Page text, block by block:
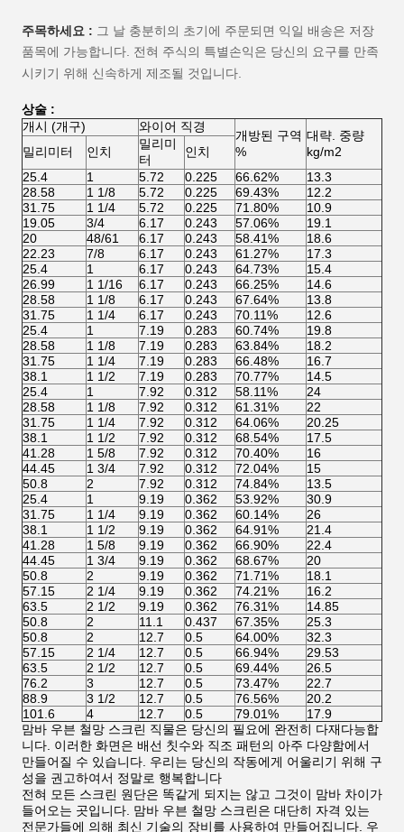
주목하세요 : 그 날 충분히의 초기에 주문되면 익일 배송은 저장
품목에 가능합니다. 전혀 주식의 특별손익은 당신의 요구를 만족
시키기 위해 신속하게 제조될 것입니다.
상술 :
개시 (개구)
와이어 직경
개방된 구역
%
대략. 중량
kg/m2
밀리미터 인치
밀리미
터
인치
25.4
1 5.72 0.225 66.62%
13.3
28.58
1 1/8 5.72 0.225 69.43%
12.2
31.75
1 1/4 5.72 0.225 71.80%
10.9
19.05
3/4 6.17 0.243 57.06%
19.1
20
48/61 6.17 0.243 58.41%
18.6
22.23
7/8 6.17 0.243 61.27%
17.3
25.4
1 6.17 0.243 64.73%
15.4
26.99
1 1/16 6.17 0.243 66.25%
14.6
28.58
1 1/8 6.17 0.243 67.64%
13.8
31.75
1 1/4 6.17 0.243 70.11%
12.6
25.4
1 7.19 0.283 60.74%
19.8
28.58
1 1/8 7.19 0.283 63.84%
18.2
31.75
1 1/4 7.19 0.283 66.48%
16.7
38.1
1 1/2 7.19 0.283 70.77%
14.5
25.4
1 7.92 0.312 58.11%
24
28.58
1 1/8 7.92 0.312 61.31%
22
31.75
1 1/4 7.92 0.312 64.06%
20.25
38.1
1 1/2 7.92 0.312 68.54%
17.5
41.28
1 5/8 7.92 0.312 70.40%
16
44.45
1 3/4 7.92 0.312 72.04%
15
50.8
2 7.92 0.312 74.84%
13.5
25.4
1 9.19 0.362 53.92%
30.9
31.75
1 1/4 9.19 0.362 60.14%
26
38.1
1 1/2 9.19 0.362 64.91%
21.4
41.28
1 5/8 9.19 0.362 66.90%
22.4
44.45
1 3/4 9.19 0.362 68.67%
20
50.8
2 9.19 0.362 71.71%
18.1
57.15
2 1/4 9.19 0.362 74.21%
16.2
63.5
2 1/2 9.19 0.362 76.31%
14.85
50.8
2 11.1 0.437 67.35%
25.3
50.8
2 12.7 0.5 64.00%
32.3
57.15
2 1/4 12.7 0.5 66.94%
29.53
63.5
2 1/2 12.7 0.5 69.44%
26.5
76.2
3 12.7 0.5 73.47%
22.7
88.9
3 1/2 12.7 0.5 76.56%
20.2
101.6
4 12.7 0.5 79.01%
17.9
맘바 우븐 철망 스크린 직물은 당신의 필요에 완전히 다재다능합
니다. 이러한 화면은 배선 칫수와 직조 패턴의 아주 다양함에서
만들어질 수 있습니다. 우리는 당신의 작동에게 어울리기 위해 구
성을 권고하여서 정말로 행복합니다
전혀 모든 스크린 원단은 똑같게 되지는 않고 그것이 맘바 차이가
들어오는 곳입니다. 맘바 우븐 철망 스크린은 대단히 자격 있는
전문가들에 의해 최신 기술의 장비를 사용하여 만들어집니다. 우